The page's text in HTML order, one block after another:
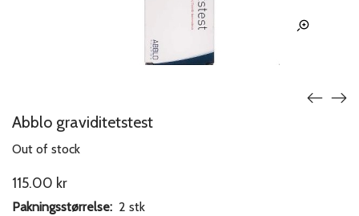
Abblo graviditetstest
Out of stock
115.00 kr
Pakningsstørrelse: 2 stk